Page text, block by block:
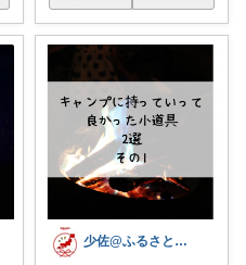
少佐@ふるさと納税準備中